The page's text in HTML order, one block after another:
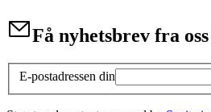
Få nyhetsbrev fra oss
E-postadressen din